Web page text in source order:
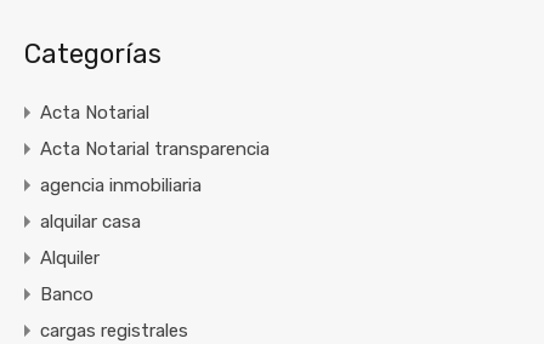
Categorías
Acta Notarial
Acta Notarial transparencia
agencia inmobiliaria
alquilar casa
Alquiler
Banco
cargas registrales